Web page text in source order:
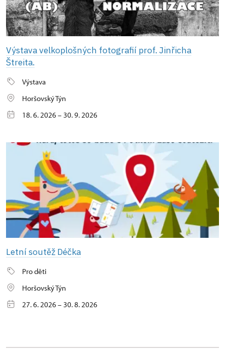
Výstava velkoplošných fotografií prof. Jinřicha
Štreita.
Výstava
Horšovský Týn
18. 6. 2026 – 30. 9. 2026
Letní soutěž Déčka
Pro děti
Horšovský Týn
27. 6. 2026 – 30. 8. 2026